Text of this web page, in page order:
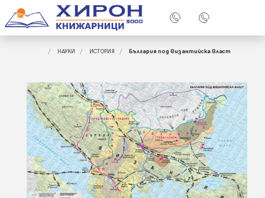
НАУКИ ИСТОРИЯ България под византийска власт